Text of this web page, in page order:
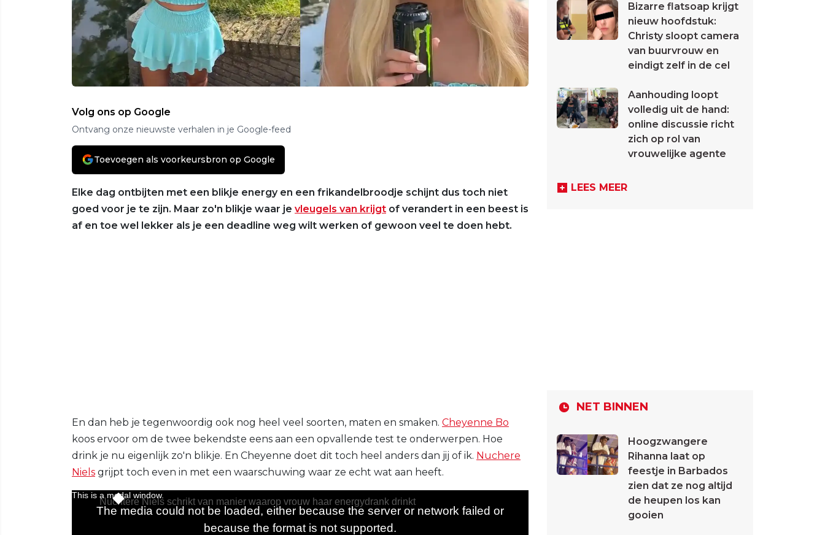
Volg ons op Google
Ontvang onze nieuwste verhalen in je Google-feed
Toevoegen als voorkeursbron op Google
Elke dag ontbijten met een blikje energy en een frikandelbroodje schijnt dus toch niet
goed voor je te zijn. Maar zo'n blikje waar je vleugels van krijgt of verandert in een beest is
af en toe wel lekker als je een deadline weg wilt werken of gewoon veel te doen hebt.
En dan heb je tegenwoordig ook nog heel veel soorten, maten en smaken. Cheyenne Bo
koos ervoor om de twee bekendste eens aan een opvallende test te onderwerpen. Hoe
drink je nu eigenlijk zo'n blikje. En Cheyenne doet dit toch heel anders dan jij of ik. Nuchere
Niels grijpt toch even in met een waarschuwing waar ze echt wat aan heeft.
Bizarre flatsoap krijgt
nieuw hoofdstuk:
Christy sloopt camera
van buurvrouw en
eindigt zelf in de cel
Aanhouding loopt
volledig uit de hand:
online discussie richt
zich op rol van
vrouwelijke agente
LEES MEER
NET BINNEN
Hoogzwangere
Rihanna laat op
feestje in Barbados
zien dat ze nog altijd
de heupen los kan
gooien